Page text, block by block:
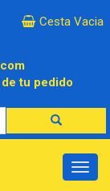
×
Cesta Vacia
de tu pedido